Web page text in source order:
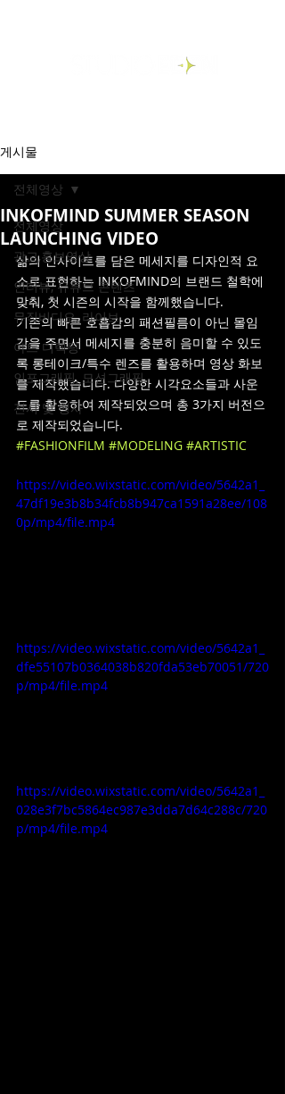
게시물
전체영상
광고,홍보영상
인터뷰, 유튜브 콘텐츠
뮤직비디오, 라이브
아트 디렉팅
인포그래픽, 모션그래픽
전시 및 행사
전체영상
INKOFMIND SUMMER SEASON
LAUNCHING VIDEO
삶의 인사이트를 담은 메세지를 디자인적 요
소로 표현하는 INKOFMIND의 브랜드 철학에
맞춰, 첫 시즌의 시작을 함께했습니다.
기존의 빠른 호흡감의 패션필름이 아닌 몰임
감을 주면서 메세지를 충분히 음미할 수 있도
록 롱테이크/특수 렌즈를 활용하며 영상 화보
를 제작했습니다. 다양한 시각요소들과 사운
드를 활용하여 제작되었으며 총 3가지 버전으
로 제작되었습니다.
#FASHIONFILM #MODELING #ARTISTIC
https://video.wixstatic.com/video/5642a1_
47df19e3b8b34fcb8b947ca1591a28ee/108
0p/mp4/file.mp4
https://video.wixstatic.com/video/5642a1_
dfe55107b0364038b820fda53eb70051/720
p/mp4/file.mp4
https://video.wixstatic.com/video/5642a1_
028e3f7bc5864ec987e3dda7d64c288c/720
p/mp4/file.mp4